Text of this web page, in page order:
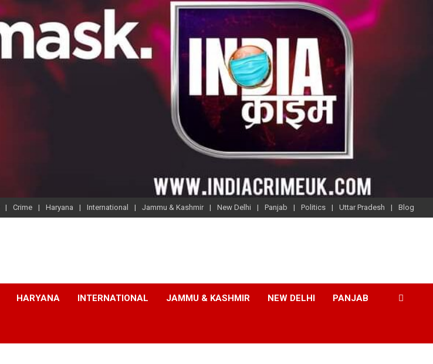
Crime Haryana International Jammu & Kashmir New Delhi Panjab Politics Uttar Pradesh Blog
HARYANA INTERNATIONAL JAMMU & KASHMIR NEW DELHI PANJAB